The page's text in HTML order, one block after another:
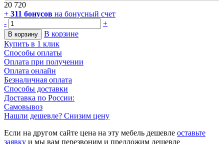
20 720
+ 311 бонусов на бонусный счет
-
+
В корзину
В корзине
Купить в 1 клик
Способы оплаты
Оплата при получении
Оплата онлайн
Безналичная оплата
Способы доставки
Доставка по России:
Самовывоз
Нашли дешевле? Снизим цену
Если на другом сайте цена на эту мебель дешевле оставьте
заявку и мы вам перезвоним и предложим дешевле